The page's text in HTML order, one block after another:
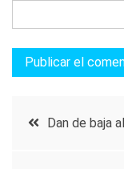
Dan de baja